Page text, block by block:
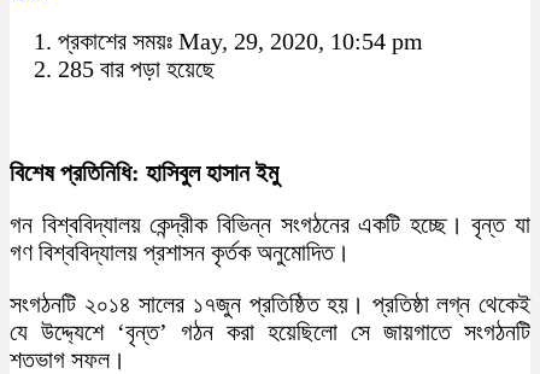
প্রকাশের সময়ঃ May, 29, 2020, 10:54 pm
285 বার পড়া হয়েছে
বিশেষ প্রতিনিধি: হাসিবুল হাসান ইমু
গন বিশ্ববিদ্যালয় কেন্দ্রীক বিভিন্ন সংগঠনের একটি হচ্ছে। বৃন্ত যা
গণ বিশ্ববিদ্যালয় প্রশাসন কৃর্তক অনুমোদিত।
সংগঠনটি ২০১৪ সালের ১৭জুন প্রতিষ্ঠিত হয়। প্রতিষ্ঠা লগ্ন থেকেই
যে উদ্দ্যেশে ‘বৃন্ত’ গঠন করা হয়েছিলো সে জায়গাতে সংগঠনটি
শতভাগ সফল।